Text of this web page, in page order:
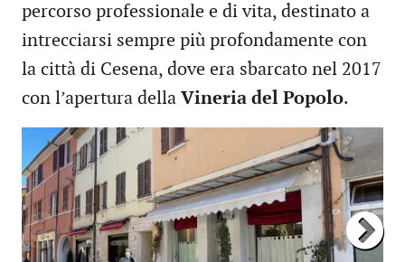
percorso professionale e di vita, destinato a
intrecciarsi sempre più profondamente con
la città di Cesena, dove era sbarcato nel 2017
con l’apertura della Vineria del Popolo.